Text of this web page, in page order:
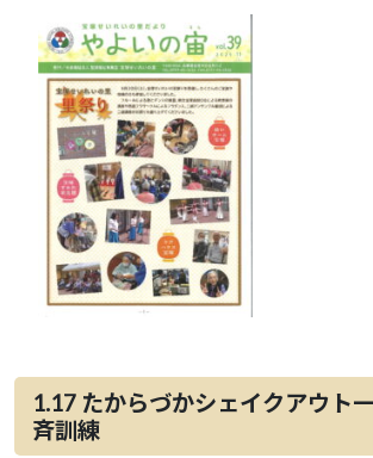
1.17 たからづかシェイクアウト
斉訓練